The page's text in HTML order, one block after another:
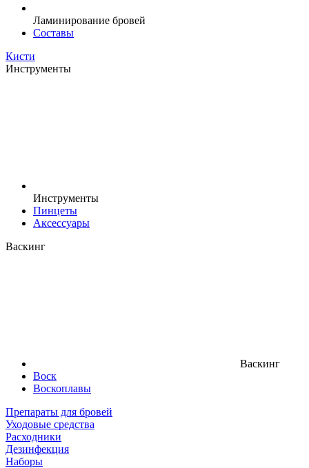
Ламинирование бровей
Составы
Кисти
Инструменты
Инструменты
Пинцеты
Аксессуары
Васкинг
Васкинг
Воск
Воскоплавы
Препараты для бровей
Уходовые средства
Расходники
Дезинфекция
Наборы